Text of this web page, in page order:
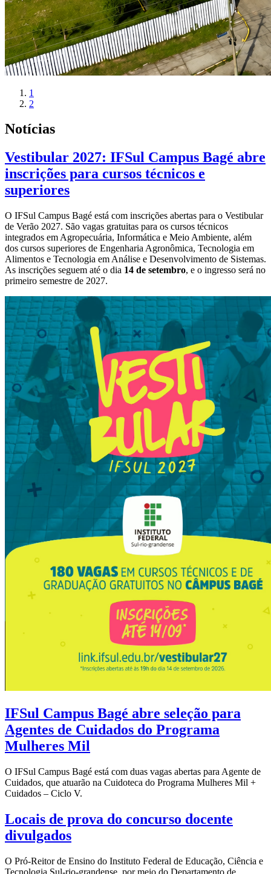
1
2
Notícias
Vestibular 2027: IFSul Campus Bagé abre
inscrições para cursos técnicos e
superiores
O IFSul Campus Bagé está com inscrições abertas para o Vestibular
de Verão 2027. São vagas gratuitas para os cursos técnicos
integrados em Agropecuária, Informática e Meio Ambiente, além
dos cursos superiores de Engenharia Agronômica, Tecnologia em
Alimentos e Tecnologia em Análise e Desenvolvimento de Sistemas.
As inscrições seguem até o dia 14 de setembro, e o ingresso será no
primeiro semestre de 2027.
IFSul Campus Bagé abre seleção para
Agentes de Cuidados do Programa
Mulheres Mil
O IFSul Campus Bagé está com duas vagas abertas para Agente de
Cuidados, que atuarão na Cuidoteca do Programa Mulheres Mil +
Cuidados – Ciclo V.
Locais de prova do concurso docente
divulgados
O Pró-Reitor de Ensino do Instituto Federal de Educação, Ciência e
Tecnologia Sul-rio-grandense, por meio do Departamento de